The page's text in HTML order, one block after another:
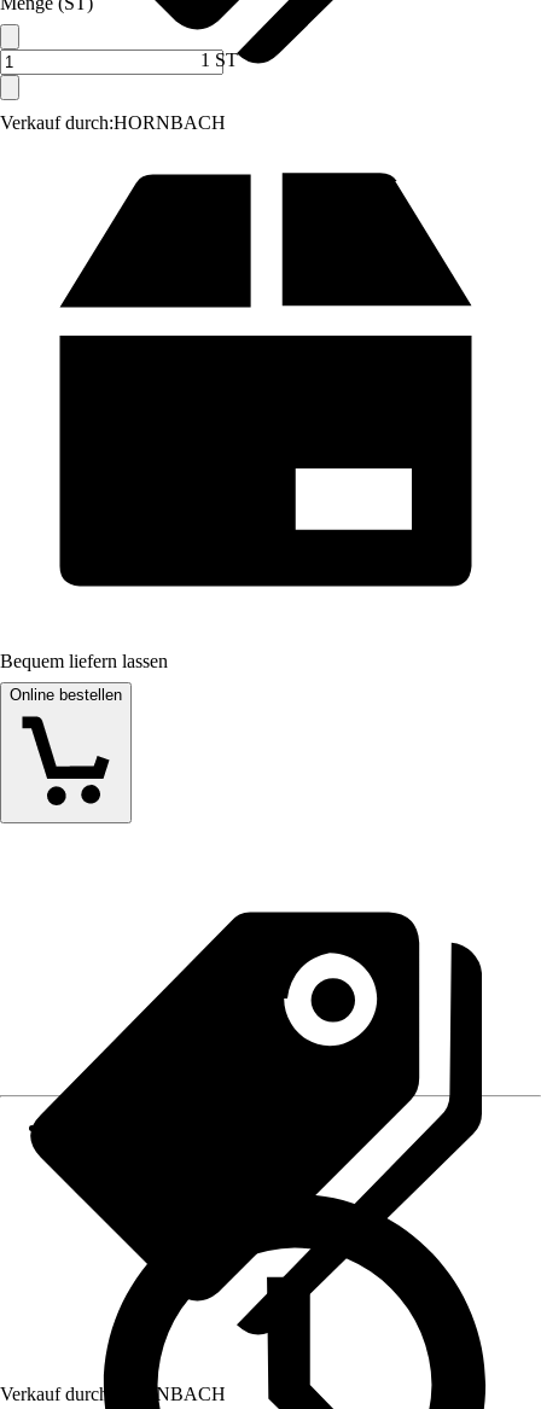
Verkauf durch:HORNBACH
1 ST
Bequem liefern lassen
Online bestellen
Verkauf durch: HORNBACH